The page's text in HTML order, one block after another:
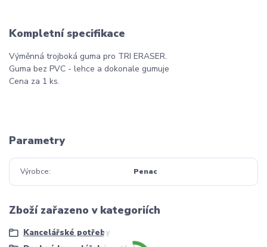
Kompletní specifikace
Výměnná trojboká guma pro TRI ERASER.
Guma bez PVC - lehce a dokonale gumuje
Cena za 1 ks.
Parametry
Výrobce Penac
Zboží zařazeno v kategoriích
Kancelářské potřeby